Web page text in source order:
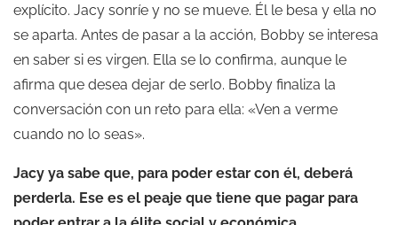
explícito. Jacy sonríe y no se mueve. Él le besa y ella no
se aparta. Antes de pasar a la acción, Bobby se interesa
en saber si es virgen. Ella se lo confirma, aunque le
afirma que desea dejar de serlo. Bobby finaliza la
conversación con un reto para ella: «Ven a verme
cuando no lo seas».
Jacy ya sabe que, para poder estar con él, deberá
perderla. Ese es el peaje que tiene que pagar para